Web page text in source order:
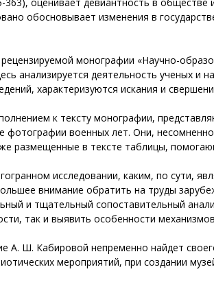
обосновывает изменения в
монографии «Научно-
анализируется деятельность ученых
характеризуются искания и
к тексту монографии,
фотографии военных лет. Они,
размещенные в тексте таблицы,
исследовании, каким, по сути,
внимание обратить на труды
и тщательный сопоставительный
так и выявить особенности
А. Ш. Кабировой непременно найдет
мероприятий, при создании